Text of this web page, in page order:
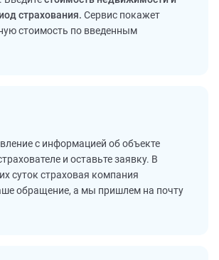
страхования. Сервис покажет
стоимость по введенным
с информацией об объекте
и оставьте заявку. В
суток страховая компания
обращение, а мы пришлем на почту